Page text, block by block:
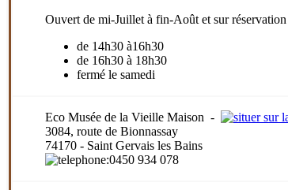
Ouvert de mi-Juillet à fin-Août et sur réservation
de 14h30 à16h30
de 16h30 à 18h30
fermé le samedi
Eco Musée de la Vieille Maison -
3084, route de Bionnassay
74170 - Saint Gervais les Bains
:0450 934 078